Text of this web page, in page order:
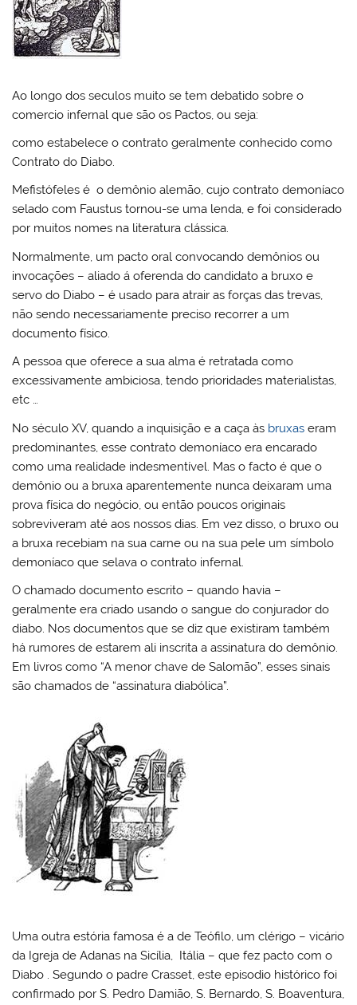
Ao longo dos seculos muito se tem debatido sobre o
comercio infernal que são os Pactos, ou seja:
como estabelece o contrato geralmente conhecido como
Contrato do Diabo.
Mefistófeles é o demônio alemão, cujo contrato demoníaco
selado com Faustus tornou-se uma lenda, e foi considerado
por muitos nomes na literatura clássica.
Normalmente, um pacto oral convocando demônios ou
invocações – aliado á oferenda do candidato a bruxo e
servo do Diabo – é usado para atrair as forças das trevas,
não sendo necessariamente preciso recorrer a um
documento físico.
A pessoa que oferece a sua alma é retratada como
excessivamente ambiciosa, tendo prioridades materialistas,
etc …
No século XV, quando a inquisição e a caça às bruxas eram
predominantes, esse contrato demoníaco era encarado
como uma realidade indesmentível. Mas o facto é que o
demônio ou a bruxa aparentemente nunca deixaram uma
prova física do negócio, ou então poucos originais
sobreviveram até aos nossos dias. Em vez disso, o bruxo ou
a bruxa recebiam na sua carne ou na sua pele um símbolo
demoníaco que selava o contrato infernal.
O chamado documento escrito – quando havia –
geralmente era criado usando o sangue do conjurador do
diabo. Nos documentos que se diz que existiram também
há rumores de estarem ali inscrita a assinatura do demônio.
Em livros como “A menor chave de Salomão”, esses sinais
são chamados de “assinatura diabólica”.
Uma outra estória famosa é a de Teófilo, um clérigo – vicário
da Igreja de Adanas na Sicília, Itália – que fez pacto com o
Diabo . Segundo o padre Crasset, este episodio histórico foi
confirmado por S. Pedro Damião, S. Bernardo, S. Boaventura,